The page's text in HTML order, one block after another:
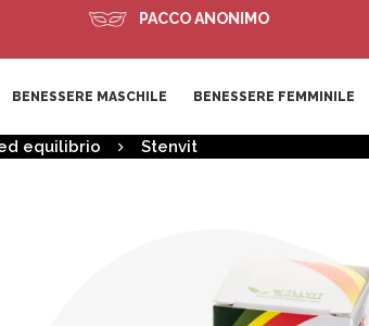
PACCO ANONIMO
BENESSERE MASCHILE BENESSERE FEMMINILE
equilibrio Stenvit